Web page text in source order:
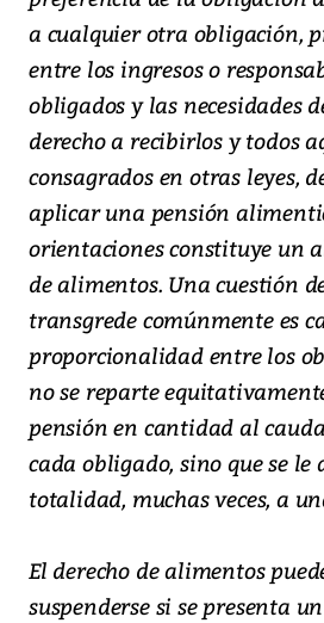
a cualquier otra obligación,
entre los ingresos o
obligados y las necesidades
derecho a recibirlos y todos
consagrados en otras leyes,
aplicar una pensión
orientaciones constituye un
de alimentos. Una cuestión
transgrede comúnmente es
proporcionalidad entre los
no se reparte
pensión en cantidad al
cada obligado, sino que se le
totalidad, muchas veces, a
El derecho de alimentos
suspenderse si se presenta